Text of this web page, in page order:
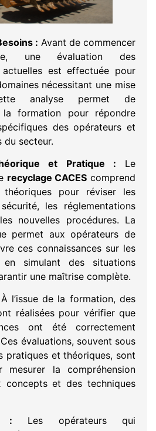
: Avant de commencer
une évaluation des
actuelles est effectuée pour
nécessitant une mise
analyse permet de
la formation pour répondre
des opérateurs et
du secteur.
et Pratique : Le
recyclage CACES comprend
théoriques pour réviser les
les réglementations
nouvelles procédures. La
permet aux opérateurs de
ces connaissances sur les
en simulant des situations
une maîtrise complète.
À l’issue de la formation, des
réalisées pour vérifier que
ont été correctement
évaluations, souvent sous
pratiques et théoriques, sont
mesurer la compréhension
concepts et des techniques
: Les opérateurs qui